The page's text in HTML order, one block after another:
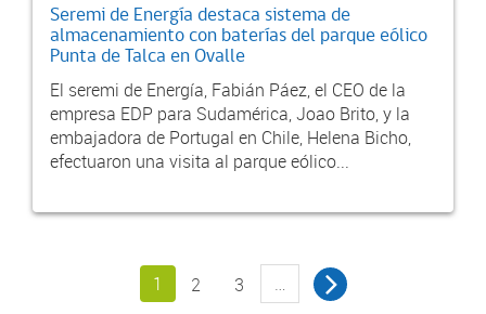
Seremi de Energía destaca sistema de
almacenamiento con baterías del parque eólico
Punta de Talca en Ovalle
El seremi de Energía, Fabián Páez, el CEO de la
empresa EDP para Sudamérica, Joao Brito, y la
embajadora de Portugal en Chile, Helena Bicho,
efectuaron una visita al parque eólico...
1 2 3 …